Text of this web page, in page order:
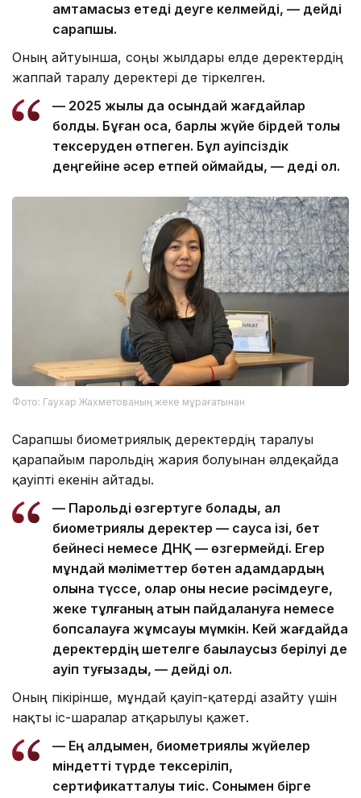
қамтамасыз етеді деуге келмейді, — дейді
сарапшы.
Оның айтуынша, соңғы жылдары елде деректердің
жаппай таралу деректері де тіркелген.
— 2025 жылы да осындай жағдайлар
болды. Бұған қоса, барлық жүйе бірдей толық
тексеруден өтпеген. Бұл қауіпсіздік
деңгейіне әсер етпей қоймайды, — деді ол.
Фото: Гаухар Жахметованың жеке мұрағатынан
Сарапшы биометриялық деректердің таралуы
қарапайым парольдің жария болуынан әлдеқайда
қауіпті екенін айтады.
— Парольді өзгертуге болады, ал
биометриялық деректер — саусақ ізі, бет
бейнесі немесе ДНҚ — өзгермейді. Егер
мұндай мәліметтер бөтен адамдардың
қолына түссе, олар оны несие рәсімдеуге,
жеке тұлғаның атын пайдалануға немесе
бопсалауға жұмсауы мүмкін. Кей жағдайда
деректердің шетелге бақылаусыз берілуі де
қауіп туғызады, — дейді ол.
Оның пікірінше, мұндай қауіп-қатерді азайту үшін
нақты іс-шаралар атқарылуы қажет.
— Ең алдымен, биометриялық жүйелер
міндетті түрде тексеріліп,
сертификатталуы тиіс. Сонымен бірге